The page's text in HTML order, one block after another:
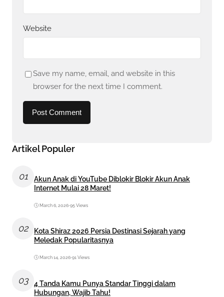
Website
Save my name, email, and website in this
browser for the next time I comment.
Artikel Populer
01
Akun Anak di YouTube Diblokir Blokir Akun Anak
Internet Mulai 28 Maret!
March 6, 2026•95 Views
02
Kota Shiraz 2026 Persia Destinasi Sejarah yang
Meledak Popularitasnya
March 14, 2026•91 Views
03
4 Tanda Kamu Punya Standar Tinggi dalam
Hubungan, Wajib Tahu!